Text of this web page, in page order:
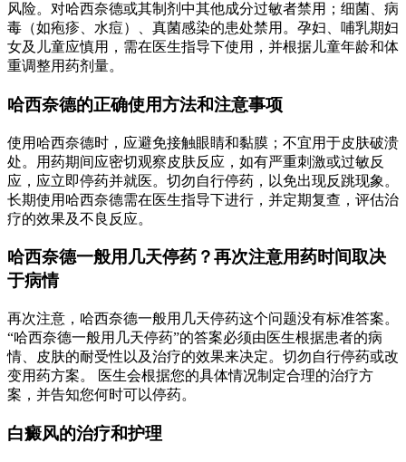
风险。对哈西奈德或其制剂中其他成分过敏者禁用；细菌、病
毒（如疱疹、水痘）、真菌感染的患处禁用。孕妇、哺乳期妇
女及儿童应慎用，需在医生指导下使用，并根据儿童年龄和体
重调整用药剂量。
哈西奈德的正确使用方法和注意事项
使用哈西奈德时，应避免接触眼睛和黏膜；不宜用于皮肤破溃
处。用药期间应密切观察皮肤反应，如有严重刺激或过敏反
应，应立即停药并就医。切勿自行停药，以免出现反跳现象。
长期使用哈西奈德需在医生指导下进行，并定期复查，评估治
疗的效果及不良反应。
哈西奈德一般用几天停药？再次注意用药时间取决
于病情
再次注意，哈西奈德一般用几天停药这个问题没有标准答案。
“哈西奈德一般用几天停药”的答案必须由医生根据患者的病
情、皮肤的耐受性以及治疗的效果来决定。切勿自行停药或改
变用药方案。 医生会根据您的具体情况制定合理的治疗方
案，并告知您何时可以停药。
白癜风的治疗和护理